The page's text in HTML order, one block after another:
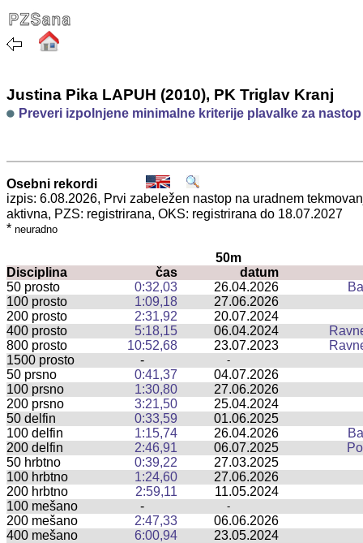
Justina Pika LAPUH (2010), PK Triglav Kranj
Preveri izpolnjene minimalne kriterije plavalke za
Osebni rekordi
izpis: 6.08.2026, Prvi zabeležen nastop na uradnem
aktivna, PZS: registrirana, OKS: registrirana do 18.07.2027
* neuradno
50m
Disciplina
čas
datum
50 prosto
0:32,03 26.04.2026
100 prosto
1:09,18
27.06.2026
200 prosto
2:31,92
20.07.2024
400 prosto
5:18,15 06.04.2024
800 prosto
10:52,68 23.07.2023
1500 prosto
- -
50 prsno 0:41,37
04.07.2026
100 prsno
1:30,80
27.06.2026
200 prsno
3:21,50
25.04.2024
50 delfin
0:33,59
01.06.2025
100 delfin
1:15,74 26.04.2026
200 delfin
2:46,91 06.07.2025
50 hrbtno
0:39,22
27.03.2025
100 hrbtno
1:24,60
27.06.2026
200 hrbtno
2:59,11
11.05.2024
100 mešano
- -
200 mešano 2:47,33
06.06.2026
400 mešano
6:00,94 23.05.2024